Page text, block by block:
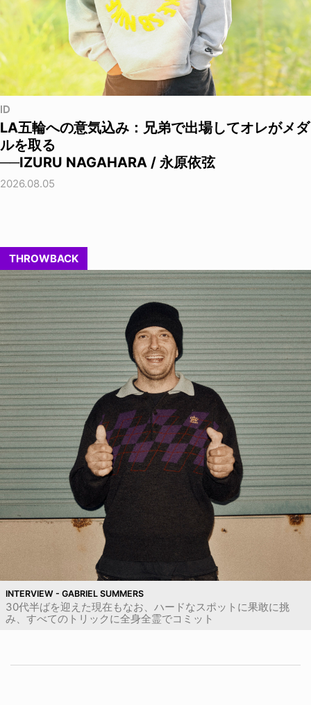
ID
LA五輪への意気込み：兄弟で出場してオレがメダ
ルを取る
──IZURU NAGAHARA / 永原依弦
2026.08.05
THROWBACK
INTERVIEW - GABRIEL SUMMERS
30代半ばを迎えた現在もなお、ハードなスポットに果敢に挑
み、すべてのトリックに全身全霊でコミット